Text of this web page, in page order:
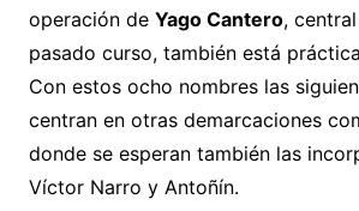
operación de Yago Cantero,
pasado curso, también está
Con estos ocho nombres las
centran en otras demarcaciones
donde se esperan también las
Víctor Narro y Antoñín.